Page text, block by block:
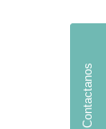
Contactanos